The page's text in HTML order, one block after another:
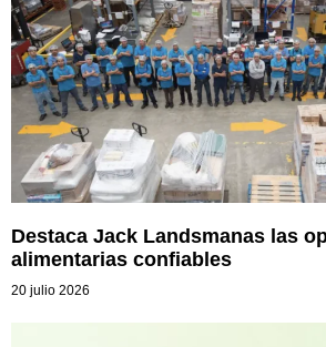
Destaca Jack Landsmanas las
alimentarias confiables
20 julio 2026